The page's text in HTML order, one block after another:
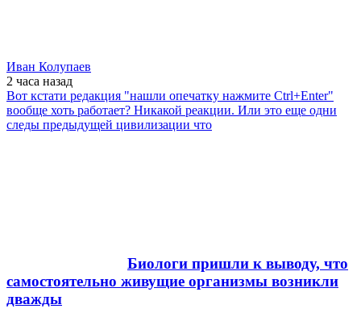
Иван Колупаев
2 часа назад
Вот кстати редакция "нашли опечатку нажмите Ctrl+Enter"
вообще хоть работает? Никакой реакции. Или это еще одни
следы предыдущей цивилизации что
Биологи пришли к выводу, что
самостоятельно живущие организмы возникли
дважды